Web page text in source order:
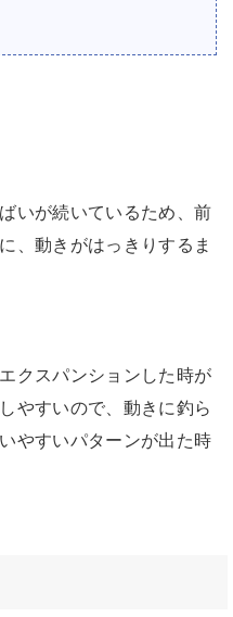
いが続いているため、前
、動きがはっきりするま
クスパンションした時が
やすいので、動きに釣ら
やすいパターンが出た時